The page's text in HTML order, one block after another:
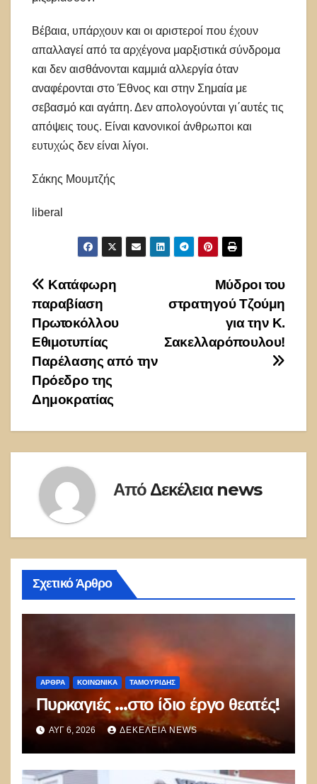
Βέβαια, υπάρχουν και οι αριστεροί που έχουν
απαλλαγεί από τα αρχέγονα μαρξιστικά σύνδρομα
και δεν αισθάνονται καμμιά αλλεργία όταν
αναφέρονται στο Έθνος και στην Σημαία με
σεβασμό και αγάπη. Δεν απολογούνται γι΄αυτές τις
απόψεις τους. Είναι κανονικοί άνθρωποι και
ευτυχώς δεν είναι λίγοι.
Σάκης Μουμτζής
liberal
Πλοήγηση
άρθρων
Μύδροι του
στρατηγού Τζούμη
για την Κ.
Σακελλαρόπουλου!
Κατάφωρη
παραβίαση
Πρωτοκόλλου
Εθιμοτυπίας
Παρέλασης από την
Πρόεδρο της
Δημοκρατίας
Από Δεκέλεια news
Σχετικό Άρθρο
ΑΡΘΡΑ ΚΟΙΝΩΝΙΚΑ ΤΑΜΟΥΡΊΔΗΣ
Πυρκαγιές …στο ίδιο έργο θεατές!
ΑΥΓ 6, 2026 ΔΕΚΈΛΕΙΑ NEWS